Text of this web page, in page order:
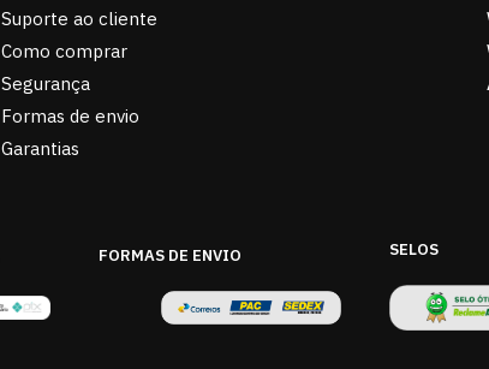
Suporte ao cliente
Como comprar
Segurança
Formas de envio
Garantias
FORMAS DE ENVIO SELOS